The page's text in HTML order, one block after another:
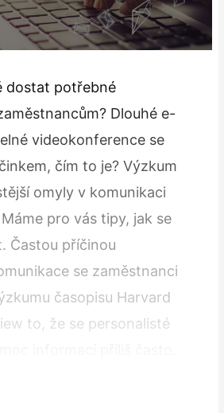
dostat potřebné
Dlouhé e-
videokonference se
čím to je? Výzkum
omyly v komunikaci
pro vás tipy, jak se
Častou příčinou
se zaměstnanci
časopisu Harvard
to, že se personalisté